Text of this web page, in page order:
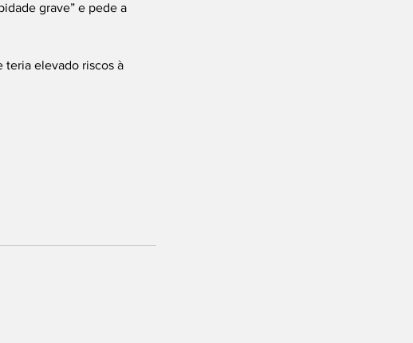
grave” e pede a
teria elevado riscos à